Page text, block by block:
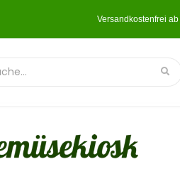
Versandkostenfrei